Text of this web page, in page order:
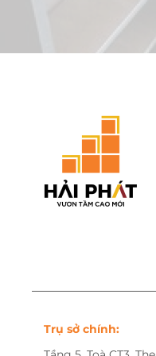
Trụ sở chính: